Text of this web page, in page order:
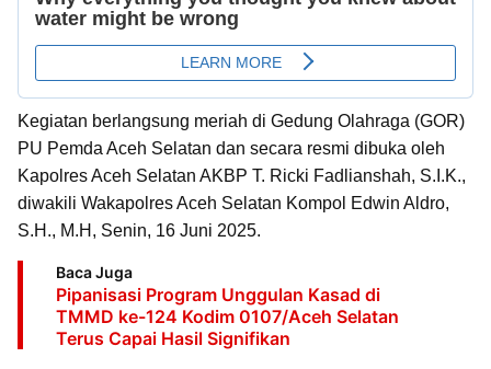
Kegiatan berlangsung meriah di Gedung Olahraga (GOR)
PU Pemda Aceh Selatan dan secara resmi dibuka oleh
Kapolres Aceh Selatan AKBP T. Ricki Fadlianshah, S.I.K.,
diwakili Wakapolres Aceh Selatan Kompol Edwin Aldro,
S.H., M.H, Senin, 16 Juni 2025.
Baca Juga
Pipanisasi Program Unggulan Kasad di
TMMD ke-124 Kodim 0107/Aceh Selatan
Terus Capai Hasil Signifikan